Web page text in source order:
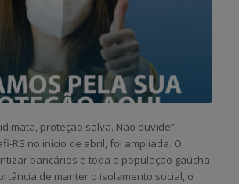
mata, proteção salva. Não duvide”,
RS no início de abril, foi ampliada. O
bancários e toda a população gaúcha
de manter o isolamento social, o